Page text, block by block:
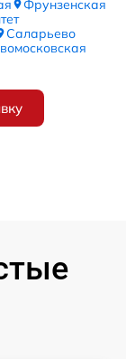
Фрунзенская
Саларьево